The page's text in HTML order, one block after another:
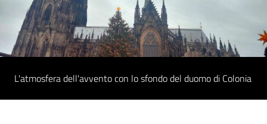
L'atmosfera dell'avvento con lo sfondo del duomo di Colonia